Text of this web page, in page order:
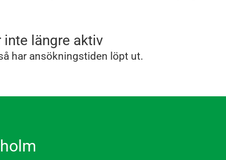
längre aktiv
har ansökningstiden löpt ut.